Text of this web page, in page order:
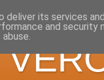
its services
and